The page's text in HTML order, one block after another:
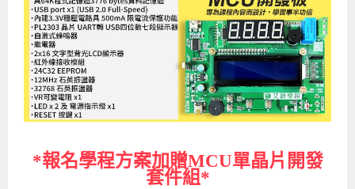
*報名學程方案加贈MCU單晶片開發
套件組*